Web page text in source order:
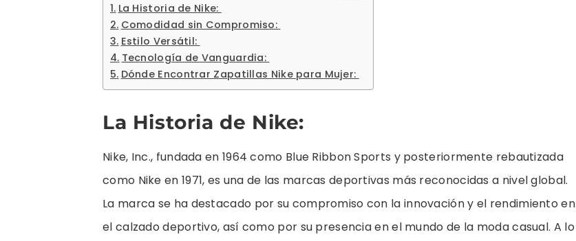
La Historia de Nike:
Comodidad sin Compromiso:
Estilo Versátil:
Tecnología de Vanguardia:
Dónde Encontrar Zapatillas Nike para Mujer:
La Historia de Nike:
Nike, Inc., fundada en 1964 como Blue Ribbon Sports y posteriormente rebautizada
como Nike en 1971, es una de las marcas deportivas más reconocidas a nivel global.
La marca se ha destacado por su compromiso con la innovación y el rendimiento en
el calzado deportivo, así como por su presencia en el mundo de la moda casual. A lo